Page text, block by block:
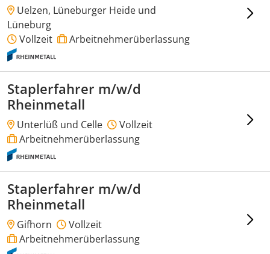
Uelzen, Lüneburger Heide und
Lüneburg
Vollzeit
Arbeitnehmerüberlassung
Staplerfahrer m/w/d
Rheinmetall
Unterlüß und Celle
Vollzeit
Arbeitnehmerüberlassung
Staplerfahrer m/w/d
Rheinmetall
Gifhorn
Vollzeit
Arbeitnehmerüberlassung